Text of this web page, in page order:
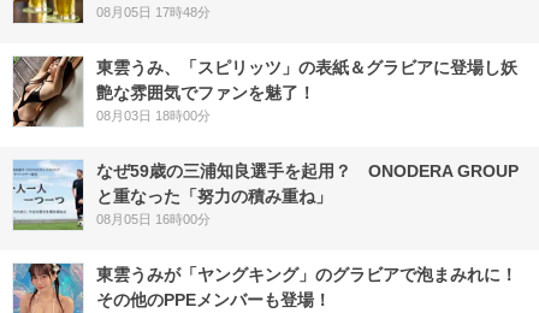
08月05日 17時48分
東雲うみ、「スピリッツ」の表紙＆グラビアに登場し妖
艶な雰囲気でファンを魅了！
08月03日 18時00分
なぜ59歳の三浦知良選手を起用？ ONODERA GROUP
と重なった「努力の積み重ね」
08月05日 16時00分
東雲うみが「ヤングキング」のグラビアで泡まみれに！
その他のPPEメンバーも登場！